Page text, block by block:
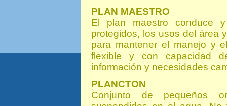
PLAN MAESTRO
El plan maestro conduce
protegidos, los usos del área
para mantener el manejo y
flexible y con capacidad
información y necesidades
PLANCTON
Conjunto de pequeños